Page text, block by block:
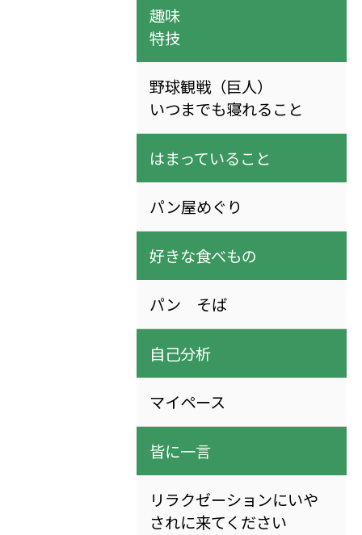
趣味
特技
野球観戦（巨人）
いつまでも寝れること
はまっていること
パン屋めぐり
好きな食べもの
パン そば
自己分析
マイペース
皆に一言
リラクゼーションにいや
されに来てください